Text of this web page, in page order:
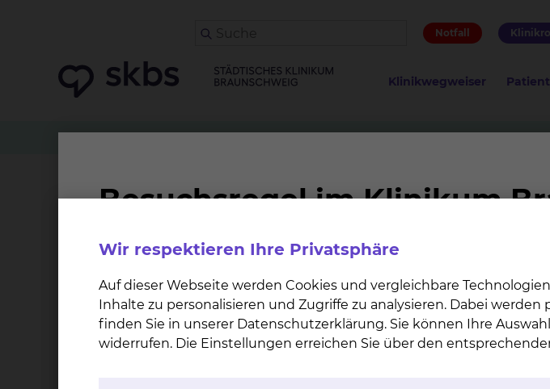
Notfall
Klinikwegweiser
Therapeutische Verfahren Laufband
Laufband
Wir respektieren Ihre Privatsphäre
Auf dieser Webseite werden Cookies und vergleichbare
Inhalte zu personalisieren und Zugriffe zu analysieren. Dabei
finden Sie in unserer Datenschutzerklärung. Sie können Ihre
widerrufen. Die Einstellungen erreichen Sie über den